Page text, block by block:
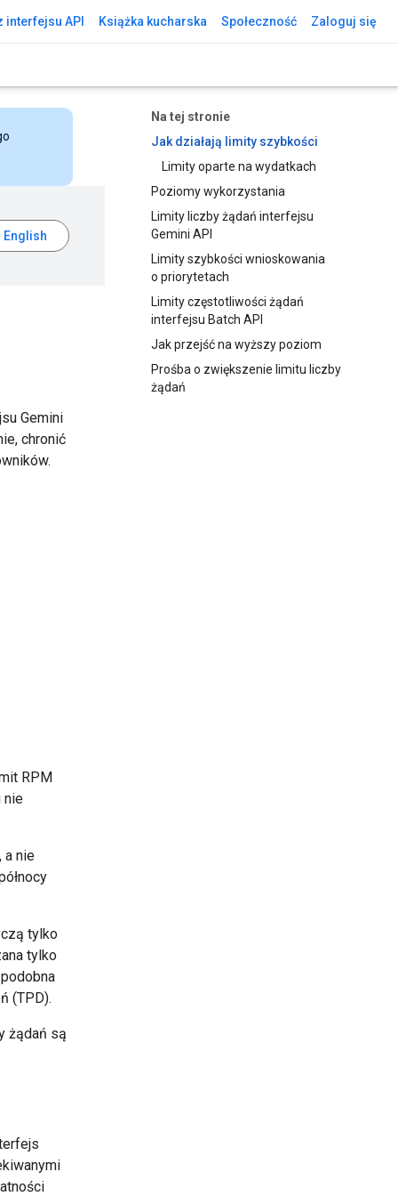
interfejsu API Książka kucharska Społeczność Zaloguj się
Na tej stronie
Jak działają limity szybkości
Limity oparte na wydatkach
Poziomy wykorzystania
Limity liczby żądań interfejsu
Gemini API
Limity szybkości wnioskowania
o priorytetach
Limity częstotliwości żądań
interfejsu Batch API
Jak przejść na wyższy poziom
Prośba o zwiększenie limitu liczby
żądań
Gemini
chronić
RPM
nie
a nie
tylko
tylko
(TPD).
żądań są